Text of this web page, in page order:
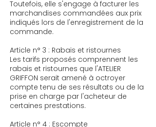
Toutefois, elle s'engage à facturer les
marchandises commandées aux prix
indiqués lors de l'enregistrement de la
commande.
Article n° 3 : Rabais et ristournes
Les tarifs proposés comprennent les
rabais et ristournes que l'ATELIER
GRIFFON serait amené à octroyer
compte tenu de ses résultats ou de la
prise en charge par l'acheteur de
certaines prestations.
Article n° 4 : Escompte